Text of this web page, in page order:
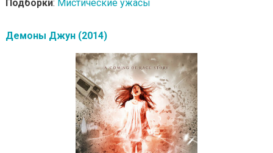
Подборки: Мистические ужасы
Демоны Джун (2014)